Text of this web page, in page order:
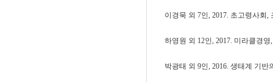
이경묵 외 7인, 2017. 초고령사회
하영원 외 12인, 2017. 미라클경
박광태 외 9인, 2016. 생태계 기